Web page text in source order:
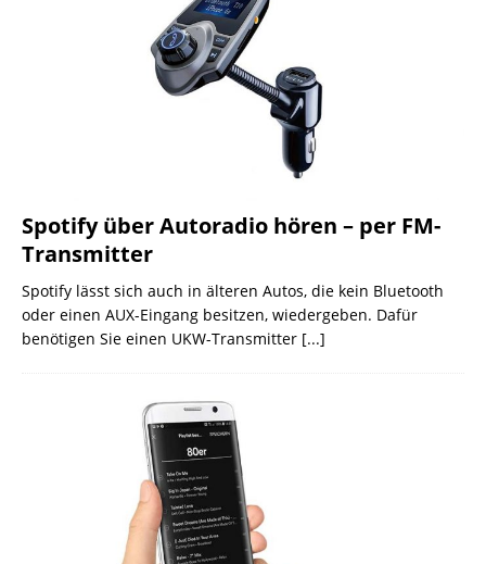
Spotify über Autoradio hören – per FM-
Transmitter
Spotify lässt sich auch in älteren Autos, die kein Bluetooth
oder einen AUX-Eingang besitzen, wiedergeben. Dafür
benötigen Sie einen UKW-Transmitter [...]